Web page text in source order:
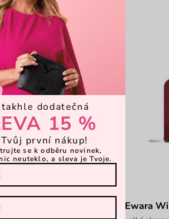
Ewara
takhle dodatečná
15 %
první nákup!
se k odběru novinek,
neuteklo, a sleva je Tvoje.